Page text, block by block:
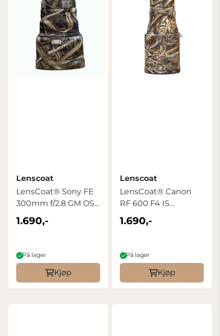
Lenscoat
LensCoat® Sony FE
300mm f/2.8 GM OSS
i Realtree ...
1.690,-
På lager
Kjøp
Lenscoat
LensCoat® Canon
RF 600 F4 IS
Realtree Max5
1.690,-
På lager
Kjøp